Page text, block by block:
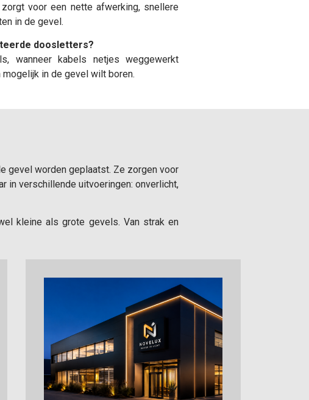
voor een nette afwerking, snellere
in de gevel.
doosletters?
wanneer kabels netjes weggewerkt
in de gevel wilt boren.
gevel worden geplaatst. Ze zorgen voor
in verschillende uitvoeringen: onverlicht,
kleine als grote gevels. Van strak en